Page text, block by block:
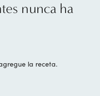
nunca ha
la receta.